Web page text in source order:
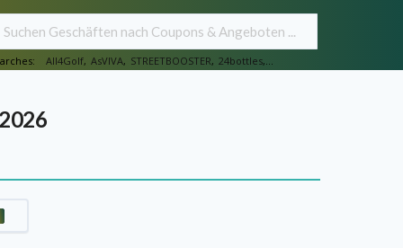
All4Golf, AsVIVA, STREETBOOSTER, 24bottles,...